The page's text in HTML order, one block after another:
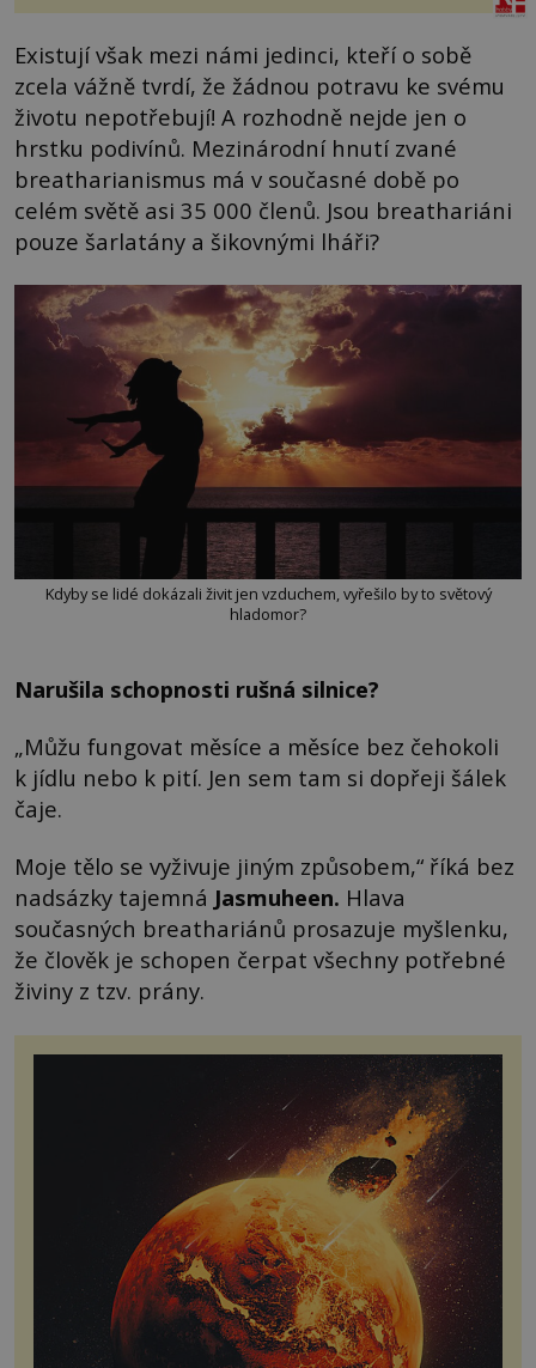
Existují však mezi námi jedinci, kteří o sobě
zcela vážně tvrdí, že žádnou potravu ke svému
životu nepotřebují! A rozhodně nejde jen o
hrstku podivínů. Mezinárodní hnutí zvané
breatharianismus má v současné době po
celém světě asi 35 000 členů. Jsou breathariáni
pouze šarlatány a šikovnými lháři?
Kdyby se lidé dokázali živit jen vzduchem, vyřešilo by to světový
hladomor?
Narušila schopnosti rušná silnice?
„Můžu fungovat měsíce a měsíce bez čehokoli
k jídlu nebo k pití. Jen sem tam si dopřeji šálek
čaje.
Moje tělo se vyživuje jiným způsobem,“ říká bez
nadsázky tajemná Jasmuheen. Hlava
současných breathariánů prosazuje myšlenku,
že člověk je schopen čerpat všechny potřebné
živiny z tzv. prány.